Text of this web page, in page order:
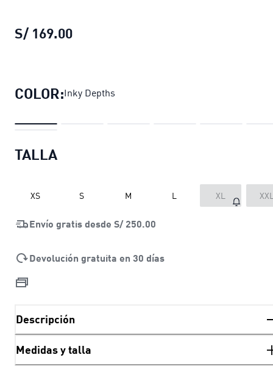
S/ 169.00
COLOR:Inky Depths
TALLA
XS S M L XL
Envío gratis desde S/ 250.00
Devolución gratuita en 30 días
Descripción
Medidas y talla